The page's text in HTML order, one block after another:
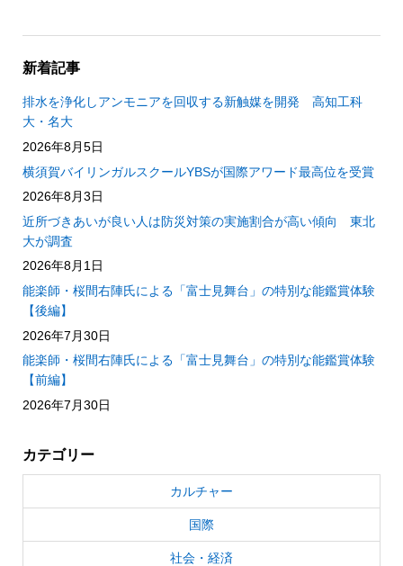
新着記事
排水を浄化しアンモニアを回収する新触媒を開発 高知工科
大・名大
2026年8月5日
横須賀バイリンガルスクールYBSが国際アワード最高位を受賞
2026年8月3日
近所づきあいが良い人は防災対策の実施割合が高い傾向 東北
大が調査
2026年8月1日
能楽師・桜間右陣氏による「富士見舞台」の特別な能鑑賞体験
【後編】
2026年7月30日
能楽師・桜間右陣氏による「富士見舞台」の特別な能鑑賞体験
【前編】
2026年7月30日
カテゴリー
カルチャー
国際
社会・経済